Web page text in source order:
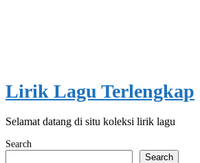
Lirik Lagu Terlengkap
Selamat datang di situ koleksi lirik lagu
Search
Search